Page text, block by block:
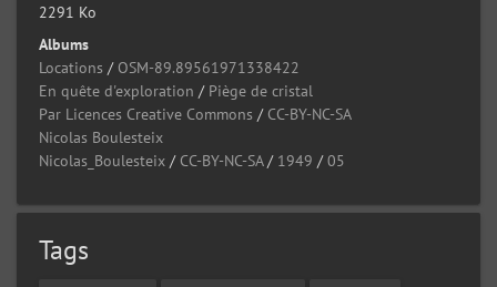
2291 Ko
Albums
Locations / OSM-89.89561971338422
En quête d'exploration / Piège de cristal
Par Licences Creative Commons / CC-BY-NC-SA
Nicolas Boulesteix
Nicolas_Boulesteix / CC-BY-NC-SA/ 1949 /05
Tags